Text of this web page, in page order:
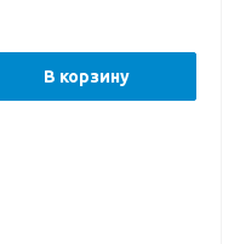
В корзину